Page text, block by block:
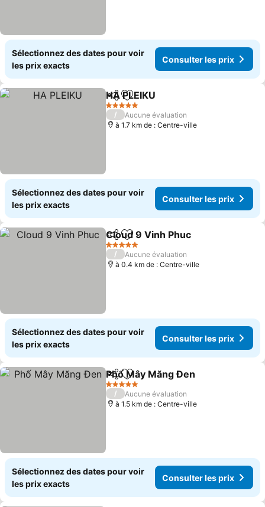
Sélectionnez des dates pour voir
les prix exacts
Consulter les prix
PartagerAjouter à mes favoris
HA PLEIKU
5 Étoiles
/
Aucune évaluation
à 1.7 km de : Centre-ville
Sélectionnez des dates pour voir
les prix exacts
Consulter les prix
PartagerAjouter à mes favoris
Cloud 9 Vinh Phuc
5 Étoiles
/
Aucune évaluation
à 0.4 km de : Centre-ville
Sélectionnez des dates pour voir
les prix exacts
Consulter les prix
PartagerAjouter à mes favoris
Phố Mây Măng Đen
5 Étoiles
/
Aucune évaluation
à 1.5 km de : Centre-ville
Sélectionnez des dates pour voir
les prix exacts
Consulter les prix